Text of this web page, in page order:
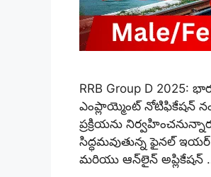
RRB Group D 2025:
ఎంప్లాయ్మెంట్ నోటిఫికేషన్
ప్రక్రియను
సిద్ధమవుతున్న ఫైనల్ ఇయర్
మరియు ఆన్‌లైన్ అప్లికేషన్